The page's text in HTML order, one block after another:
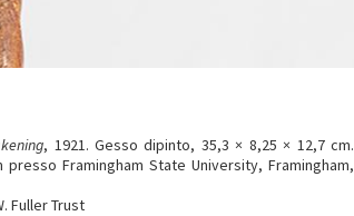
, 1921. Gesso dipinto, 35,3 × 8,25 × 12,7 cm.
Framingham State University, Framingham,
Fuller Trust